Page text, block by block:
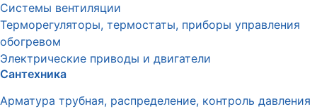
Системы вентиляции
Терморегуляторы, термостаты, приборы управления
обогревом
Электрические приводы и двигатели
Сантехника
Арматура трубная, распределение, контроль давления